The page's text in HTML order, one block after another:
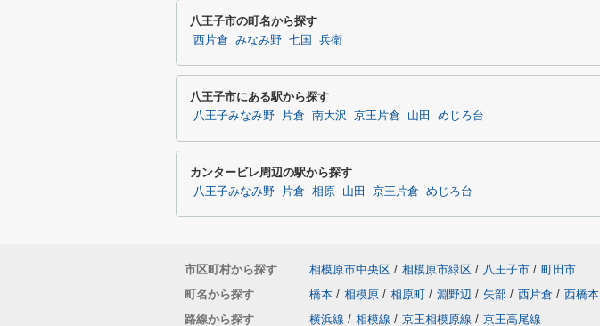
八王子市の町名から探す
西片倉 みなみ野 七国 兵衛
八王子市にある駅から探す
八王子みなみ野 片倉 南大沢 京王片倉 山田 めじろ台
カンタービレ周辺の駅から探す
八王子みなみ野 片倉 相原 山田 京王片倉 めじろ台
市区町村から探す 相模原市中央区 / 相模原市緑区 / 八王子市 / 町田市
町名から探す
橋本 / 相模原 / 相原町 / 淵野辺 / 矢部 / 西片倉 / 西橋本
路線から探す
横浜線 / 相模線 / 京王相模原線 / 京王高尾線